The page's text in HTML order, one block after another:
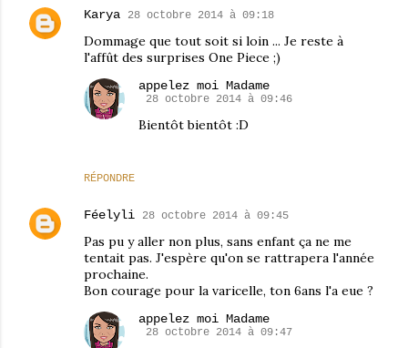
Karya 28 octobre 2014 à 09:18
Dommage que tout soit si loin ... Je reste à
l'affût des surprises One Piece ;)
RÉPONDRE
appelez moi Madame
28 octobre 2014 à 09:46
Bientôt bientôt :D
Féelyli 28 octobre 2014 à 09:45
Pas pu y aller non plus, sans enfant ça ne me
tentait pas. J'espère qu'on se rattrapera l'année
prochaine.
Bon courage pour la varicelle, ton 6ans l'a eue ?
appelez moi Madame
28 octobre 2014 à 09:47